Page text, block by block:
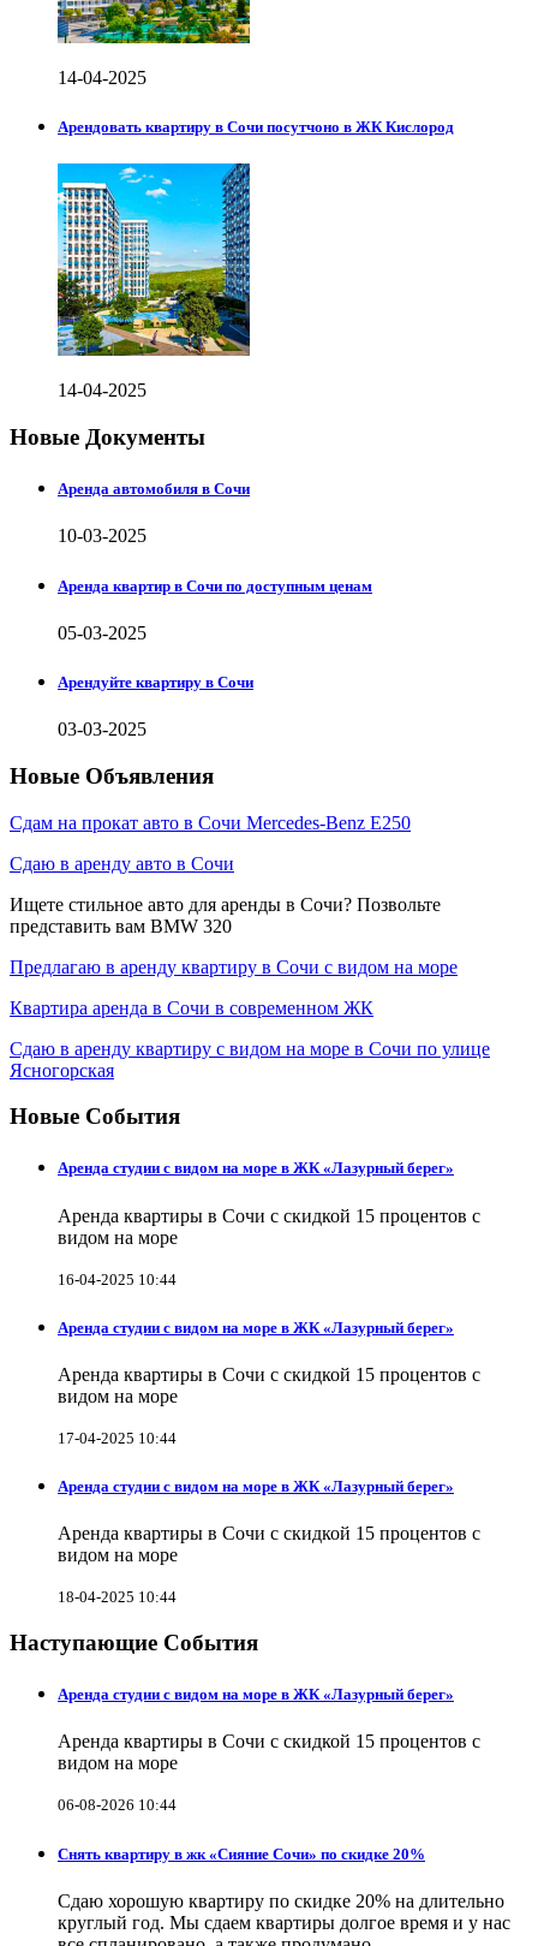
14-04-2025
Арендовать квартиру в Сочи посутчоно в ЖК Кислород
14-04-2025
Новые Документы
Аренда автомобиля в Сочи
10-03-2025
Аренда квартир в Сочи по доступным ценам
05-03-2025
Арендуйте квартиру в Сочи
03-03-2025
Новые Объявления
Сдам на прокат авто в Сочи Mercedes-Benz E250
Сдаю в аренду авто в Сочи
Ищете стильное авто для аренды в Сочи? Позвольте
представить вам BMW 320
Предлагаю в аренду квартиру в Сочи с видом на море
Квартира аренда в Сочи в современном ЖК
Сдаю в аренду квартиру с видом на море в Сочи по улице
Ясногорская
Новые События
Аренда студии с видом на море в ЖК «Лазурный берег»
Аренда квартиры в Сочи с скидкой 15 процентов с
видом на море
16-04-2025 10:44
Аренда студии с видом на море в ЖК «Лазурный берег»
Аренда квартиры в Сочи с скидкой 15 процентов с
видом на море
17-04-2025 10:44
Аренда студии с видом на море в ЖК «Лазурный берег»
Аренда квартиры в Сочи с скидкой 15 процентов с
видом на море
18-04-2025 10:44
Наступающие События
Аренда студии с видом на море в ЖК «Лазурный берег»
Аренда квартиры в Сочи с скидкой 15 процентов с
видом на море
06-08-2026 10:44
Снять квартиру в жк «Сияние Сочи» по скидке 20%
Сдаю хорошую квартиру по скидке 20% на длительно
круглый год. Мы сдаем квартиры долгое время и у нас